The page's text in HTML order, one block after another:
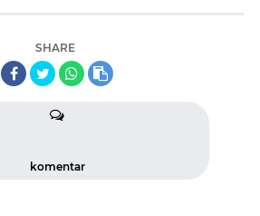
SHARE
komentar